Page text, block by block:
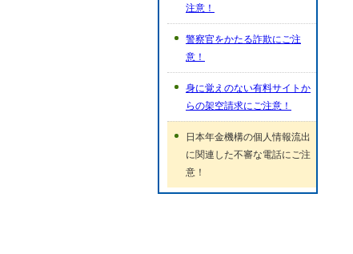
注意！
警察官をかたる詐欺にご注
意！
身に覚えのない有料サイトか
らの架空請求にご注意！
日本年金機構の個人情報流出
に関連した不審な電話にご注
意！